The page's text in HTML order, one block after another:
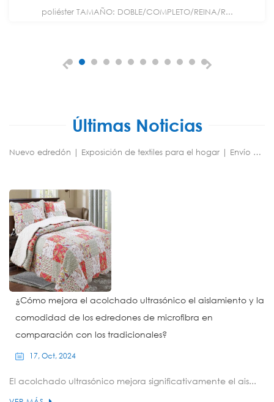
poliéster TAMAÑO: DOBLE/COMPLETO/REINA/R...
Últimas Noticias
Nuevo edredón | Exposición de textiles para el hogar | Envío | Visita del cliente | Fiesta
¿Cómo mejora el acolchado ultrasónico el aislamiento y la
comodidad de los edredones de microfibra en
comparación con los tradicionales?
17, Oct, 2024
El acolchado ultrasónico mejora significativamente el ais...